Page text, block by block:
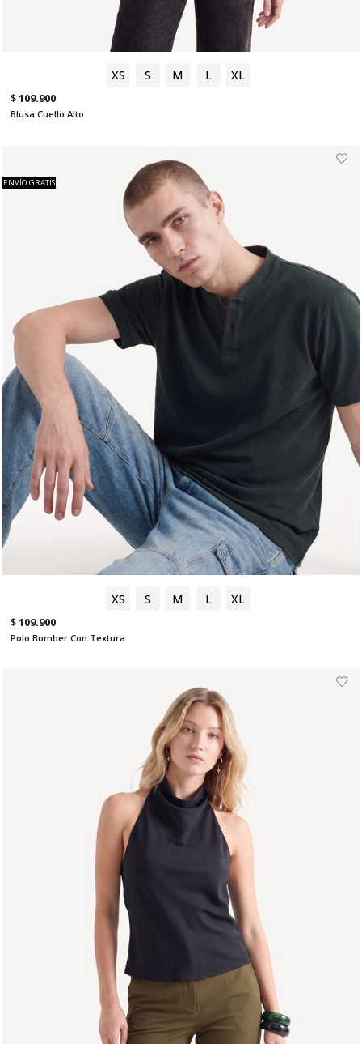
XS S M L XL
$ 109.900
Blusa Cuello Alto
XS S M L XL
ENVÍO GRATIS
$ 109.900
Polo Bomber Con Textura